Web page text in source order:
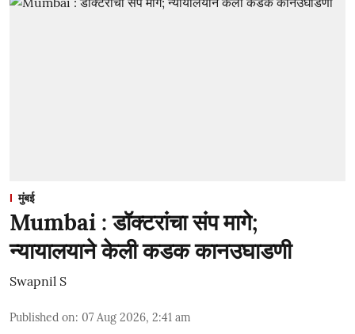
मुंबई
Mumbai : डॉक्टरांचा संप मागे;
न्यायालयाने केली कडक कानउघाडणी
Swapnil S
Published on: 07 Aug 2026, 2:41 am